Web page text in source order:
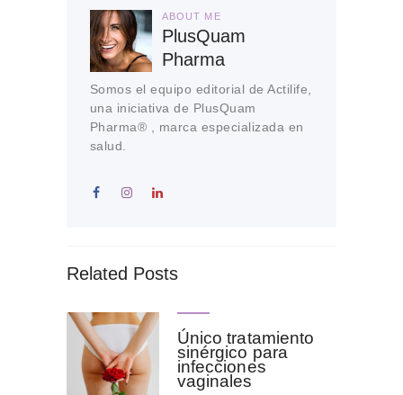
ABOUT ME
PlusQuam
Pharma
Somos el equipo editorial de Actilife,
una iniciativa de PlusQuam
Pharma® , marca especializada en
salud.
Related Posts
Único tratamiento
sinérgico para
infecciones
vaginales